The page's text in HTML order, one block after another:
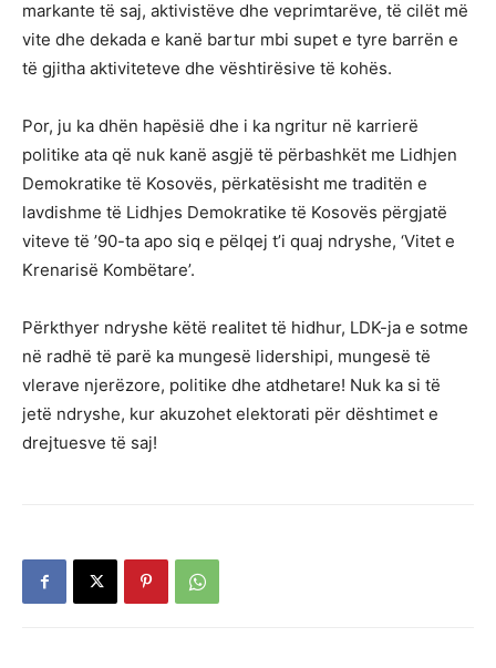
markante të saj, aktivistëve dhe veprimtarëve, të cilët më
vite dhe dekada e kanë bartur mbi supet e tyre barrën e
të gjitha aktiviteteve dhe vështirësive të kohës.
Por, ju ka dhën hapësië dhe i ka ngritur në karrierë
politike ata që nuk kanë asgjë të përbashkët me Lidhjen
Demokratike të Kosovës, përkatësisht me traditën e
lavdishme të Lidhjes Demokratike të Kosovës përgjatë
viteve të ’90-ta apo siq e pëlqej t’i quaj ndryshe, ‘Vitet e
Krenarisë Kombëtare’.
Përkthyer ndryshe këtë realitet të hidhur, LDK-ja e sotme
në radhë të parë ka mungesë lidershipi, mungesë të
vlerave njerëzore, politike dhe atdhetare! Nuk ka si të
jetë ndryshe, kur akuzohet elektorati për dështimet e
drejtuesve të saj!